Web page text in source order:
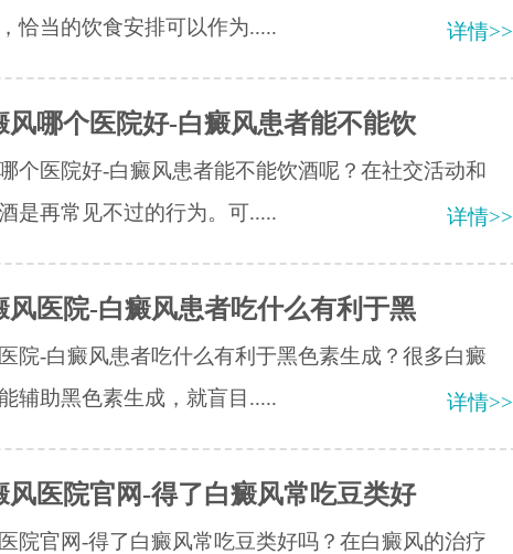
恰当的饮食安排可以作为.....
详情>>
风哪个医院好-白癜风患者能不能饮
个医院好-白癜风患者能不能饮酒呢？在社交活动和
是再常见不过的行为。可.....
详情>>
风医院-白癜风患者吃什么有利于黑
院-白癜风患者吃什么有利于黑色素生成？很多白癜
辅助黑色素生成，就盲目.....
详情>>
风医院官网-得了白癜风常吃豆类好
院官网-得了白癜风常吃豆类好吗？在白癜风的治疗